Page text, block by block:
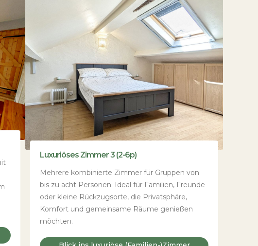
Luxuriöses Zimmer 3 (2-6p)
Mehrere kombinierte Zimmer für Gruppen von
bis zu acht Personen. Ideal für Familien, Freunde
oder kleine Rückzugsorte, die Privatsphäre,
Komfort und gemeinsame Räume genießen
möchten.